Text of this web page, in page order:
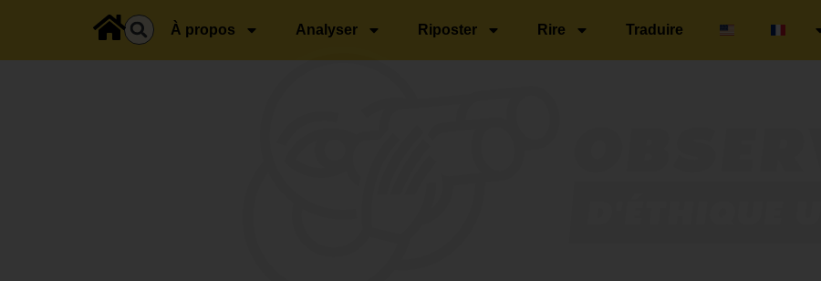
À propos Analyser Riposter Rire Traduire